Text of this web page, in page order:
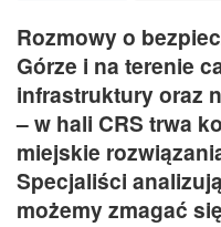
Rozmowy o
Górze i na terenie
infrastruktury oraz
– w hali CRS trwa
miejskie
Specjaliści
możemy zmagać